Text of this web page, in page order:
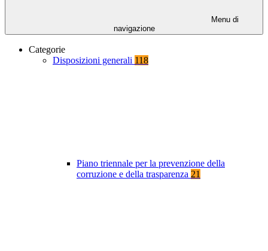
Menu di
navigazione
Categorie
Disposizioni generali 118
Piano triennale per la prevenzione della
corruzione e della trasparenza 21